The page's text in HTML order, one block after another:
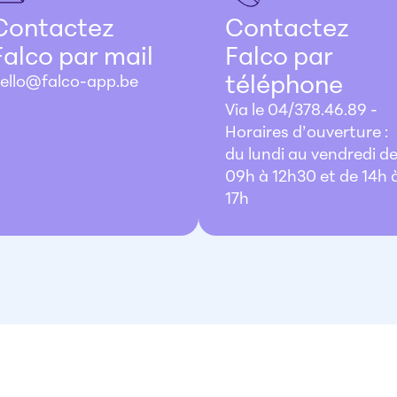
par mail
app.be
Contactez
Falco par
téléphone
Via le 04/378.46.89 -
Horaires d’ouverture :
du lundi au vendredi de
09h à 12h30 et de 14h
17h